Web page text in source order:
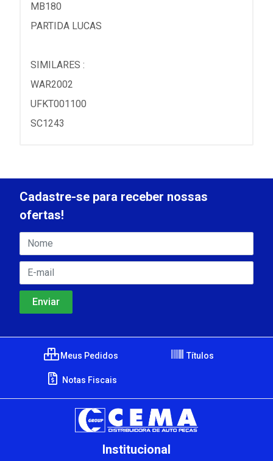
MB180
PARTIDA LUCAS
SIMILARES :
WAR2002
UFKT001100
SC1243
Cadastre-se para receber nossas
ofertas!
Meus Pedidos Títulos
Notas Fiscais
Institucional